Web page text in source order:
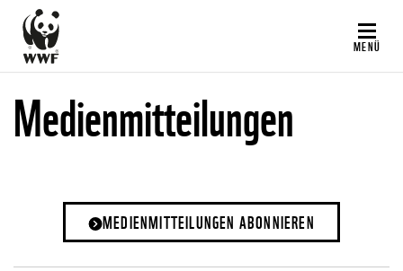
Direkt
zum
Inhalt
MENÜ
Medienmitteilungen
MEDIENMITTEILUNGEN ABONNIEREN